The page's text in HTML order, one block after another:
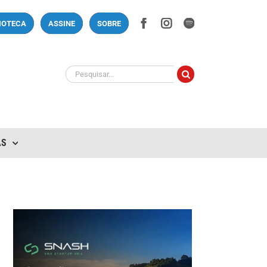
ASSINE SOBRE Facebook
Instagram
Spotify
Buscar
resultados